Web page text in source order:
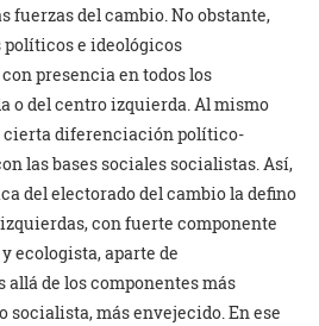
fuerzas del cambio. No obstante,
e ideológicos
presencia en todos los
o del centro izquierda. Al mismo
cierta diferenciación político-
las bases sociales socialistas. Así,
del electorado del cambio la defino
con fuerte componente
ecologista, aparte de
de los componentes más
socialista, más envejecido. En ese